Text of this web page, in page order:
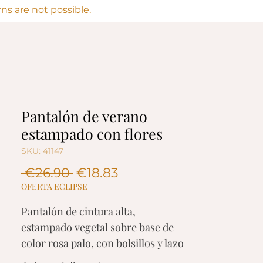
are not possible.
Pantalón de verano
estampado con flores
SKU: 41147
€26.90 Regular
Price
€18.83Sale
OFERTA ECLIPSE
Pantalón de cintura alta,
estampado vegetal sobre base de
color rosa palo, con bolsillos y lazo
de atar en la cintura. Disfruta del